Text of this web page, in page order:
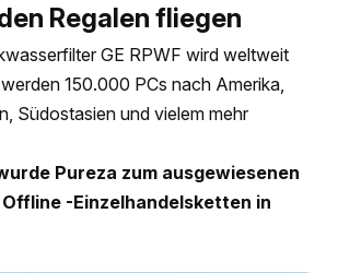
Regalen fliegen
GE RPWF wird weltweit
150.000 PCs nach Amerika,
Südostasien und vielem mehr
Pureza zum ausgewiesenen
-Einzelhandelsketten in